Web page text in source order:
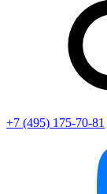
+7 (495) 175-70-81